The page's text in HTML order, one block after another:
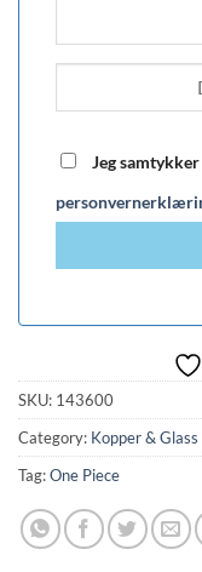
Jeg
SKU: 143600
Category: Kopper & Glass
Tag:One Piece